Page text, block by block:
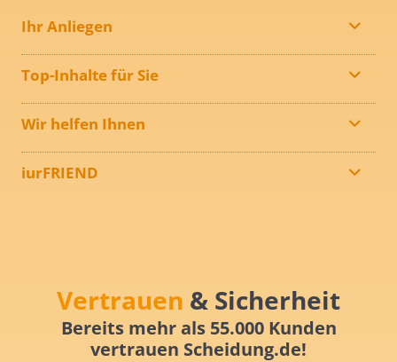
Ihr Anliegen
Top-Inhalte für Sie
Wir helfen Ihnen
iurFRIEND
Vertrauen & Sicherheit
Bereits mehr als 55.000 Kunden
vertrauen Scheidung.de!